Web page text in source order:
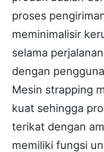
p
i
n
T
o
o
l
proses
meminimalisir
selama
dengan
Mesin strapping
kuat sehingga
terikat dengan
memiliki fungsi